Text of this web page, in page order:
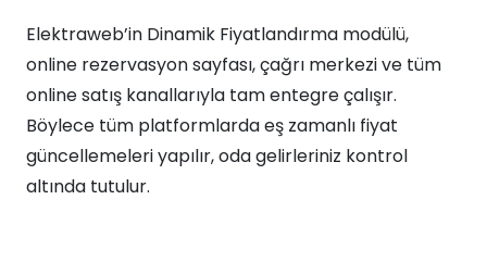
Elektraweb’in Dinamik Fiyatlandırma modülü,
online rezervasyon sayfası, çağrı merkezi ve tüm
online satış kanallarıyla tam entegre çalışır.
Böylece tüm platformlarda eş zamanlı fiyat
güncellemeleri yapılır, oda gelirleriniz kontrol
altında tutulur.